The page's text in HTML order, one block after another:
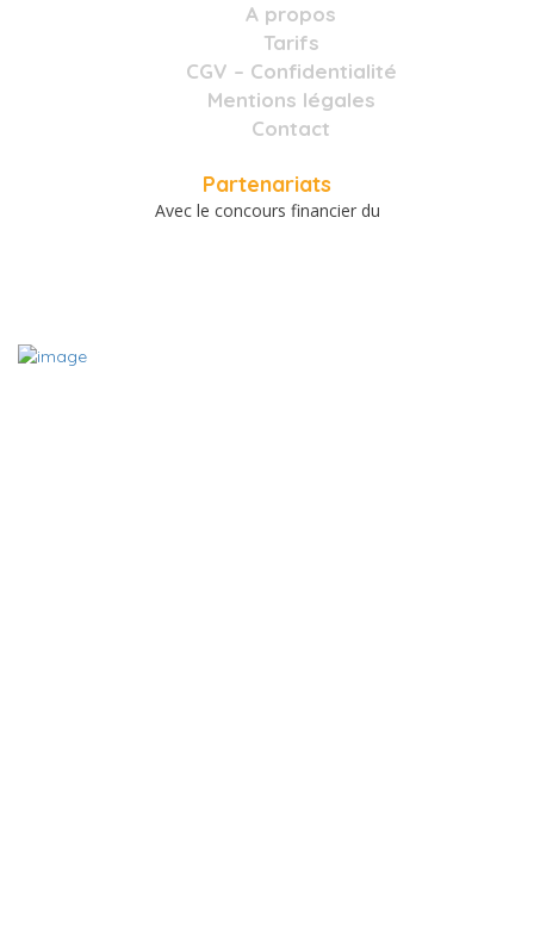
A propos
Tarifs
CGV – Confidentialité
Mentions légales
Contact
Partenariats
Avec le concours financier du